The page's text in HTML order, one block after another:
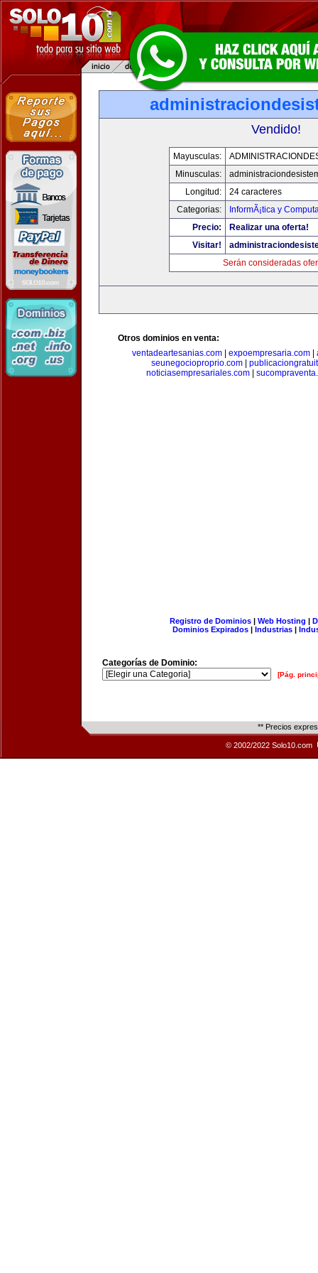
Vendido!
Mayusculas:
Minusculas:
Longitud:
24 caracteres
Categorias:
InformÃ¡tica y
Precio:
Realizar una oferta!
Visitar!
Serán consideradas
Otros dominios en venta:
ventadeartesanias.com| expoempresaria.com|
seunegocioproprio.com
noticiasempresariales.com|
Registro de Dominios| Web Hosting |
Dominios Expirados | Industrias |
Categorías de Dominio:
[Pág.
** Precios
© 2002/2022 Solo10.com